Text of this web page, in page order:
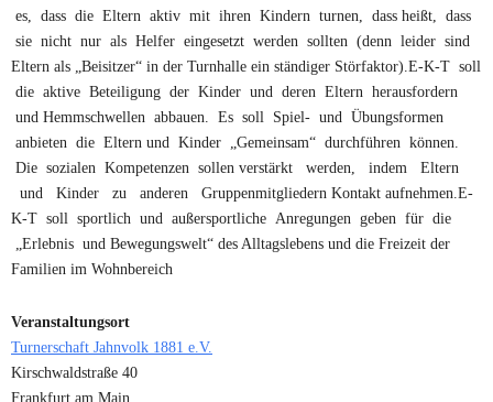
es, dass die Eltern aktiv mit ihren Kindern turnen, dass heißt, dass
sie nicht nur als Helfer eingesetzt werden sollten (denn leider sind
Eltern als „Beisitzer“ in der Turnhalle ein ständiger Störfaktor).E-K-T soll
die aktive Beteiligung der Kinder und deren Eltern herausfordern
und Hemmschwellen abbauen. Es soll Spiel- und Übungsformen
anbieten die Eltern und Kinder „Gemeinsam“ durchführen können.
Die sozialen Kompetenzen sollen verstärkt werden, indem Eltern
und Kinder zu anderen Gruppenmitgliedern Kontakt aufnehmen.E-
K-T soll sportlich und außersportliche Anregungen geben für die
„Erlebnis und Bewegungswelt“ des Alltagslebens und die Freizeit der
Familien im Wohnbereich
Veranstaltungsort
Turnerschaft Jahnvolk 1881 e.V.
Kirschwaldstraße 40
Frankfurt am Main